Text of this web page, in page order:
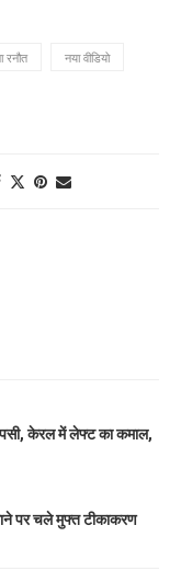
रनौत नया वीडियो
केरल में लेफ्ट का कमाल,
पर चले मुफ्त टीकाकरण